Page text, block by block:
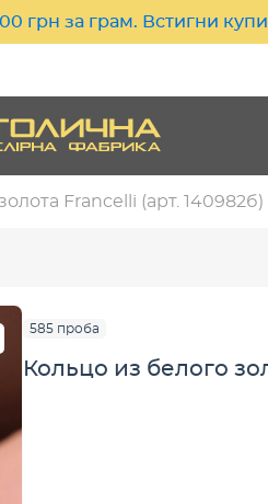
грн за грам. Встигни
Francelli (арт. 140982б)
585 проба
Кольцо из белого